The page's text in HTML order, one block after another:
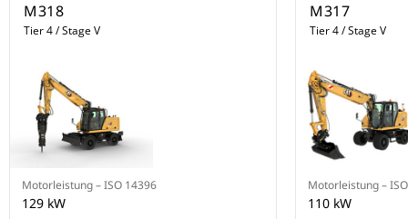
M318
Tier 4 / Stage V
Motorleistung – ISO 14396
129 kW
M317
Tier 4 / Stage V
Motorleistung –
110 kW